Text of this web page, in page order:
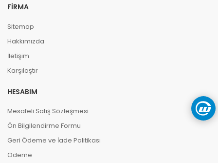
FIRMA
Sitemap
Hakkımızda
İletişim
Karşılaştır
HESABIM
Mesafeli Satış Sözleşmesi
Ön Bilgilendirme Formu
Geri Ödeme ve İade Politikası
Ödeme